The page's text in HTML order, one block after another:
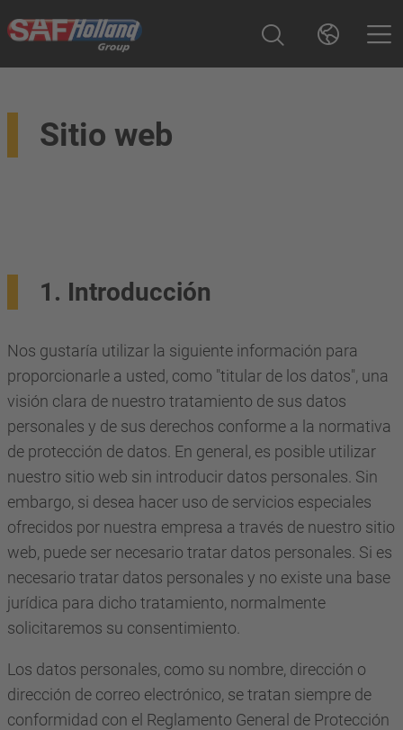
Sitio web
1. Introducción
Nos gustaría utilizar la siguiente información para
proporcionarle a usted, como "titular de los datos", una
visión clara de nuestro tratamiento de sus datos
personales y de sus derechos conforme a la normativa
de protección de datos. En general, es posible utilizar
nuestro sitio web sin introducir datos personales. Sin
embargo, si desea hacer uso de servicios especiales
ofrecidos por nuestra empresa a través de nuestro sitio
web, puede ser necesario tratar datos personales. Si es
necesario tratar datos personales y no existe una base
jurídica para dicho tratamiento, normalmente
solicitaremos su consentimiento.
Los datos personales, como su nombre, dirección o
dirección de correo electrónico, se tratan siempre de
conformidad con el Reglamento General de Protección